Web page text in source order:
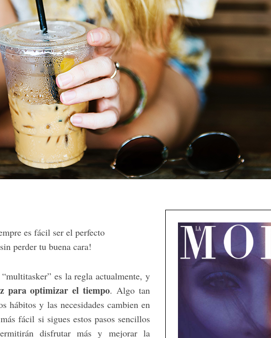
es fácil ser el perfecto
perder tu buena cara!
es la regla actualmente, y
para optimizar el tiempo. Algo tan
hábitos y las necesidades cambien en
fácil si sigues estos pasos sencillos
disfrutar más y mejorar la